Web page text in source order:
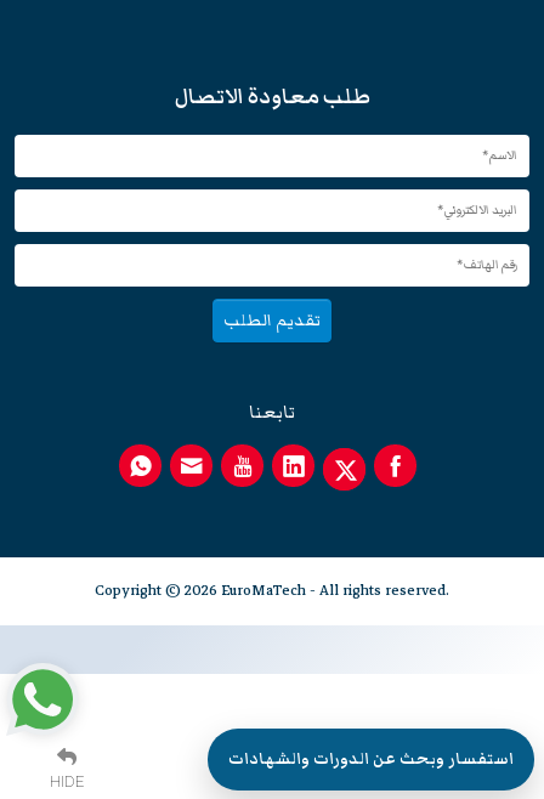
طلب معاودة الاتصال
تقديم الطلب
تابعنا
Copyright © 2026 EuroMaTech - All rights reserved.
HIDE
استفسار وبحث عن الدورات والشهادات